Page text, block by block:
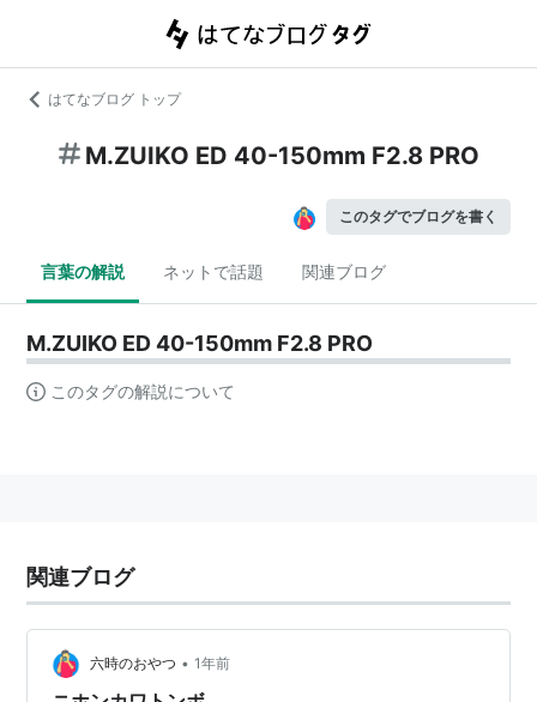
はてなブログ トップ
M.ZUIKO ED 40-150mm F2.8 PRO
このタグでブログを書く
言葉の解説 ネットで話題 関連ブログ
M.ZUIKO ED 40-150mm F2.8 PRO
このタグの解説について
関連ブログ
六時のおやつ • 1年前